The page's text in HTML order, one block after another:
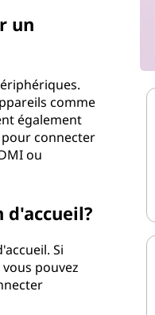
un
comme
également
connecter
ou
Si
pouvez